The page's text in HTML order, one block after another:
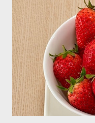
利丁粉 3.3g 10g 細鹽
糖 4g 13g 170g 糖粉 2g
14g 190g 鮮奶油 5g 15g
180g 牛奶 6g 17g 210g 煉
水 5g 15g 200g 可可粉 2g
- ------- 170g 引用自 Mami